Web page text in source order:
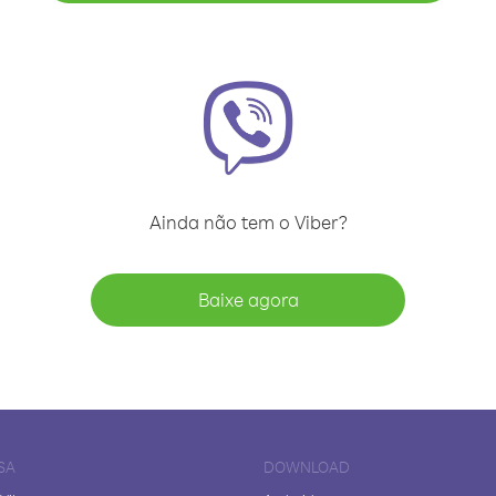
Ainda não tem o Viber?
Baixe agora
DOWNLOAD